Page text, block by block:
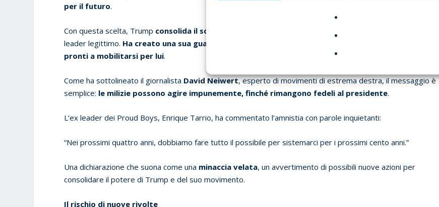
per il futuro.
Con questa scelta, Trump consolida il sostegno dei gruppi paramilitari
leader legittimo. Ha creato una sua guardia personale, una rete di militanti addestrati e ideologizzati
pronti a mobilitarsi per lui.
Come ha sottolineato il giornalista David Neiwert, esperto di movimenti di estrema destra, il messaggio è
semplice: le milizie possono agire impunemente, finché rimangono fedeli al presidente.
L’ex leader dei Proud Boys, Enrique Tarrio, ha commentato l’amnistia con parole inquietanti:
“Nei prossimi quattro anni, dobbiamo fare tutto il possibile per sistemarci per i prossimi cento anni.”
Una dichiarazione che suona come una minaccia velata, un avvertimento di possibili nuove azioni per
consolidare il potere di Trump e del suo movimento.
Il rischio di nuove rivolte